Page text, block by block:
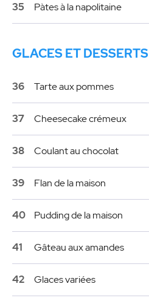
35 Pàtes à la napolitaine
GLACES ET DESSERTS
36 Tarte aux pommes
37 Cheesecake crémeux
38 Coulant au chocolat
39 Flan de la maison
40 Pudding de la maison
41 Gâteau aux amandes
42 Glaces variées